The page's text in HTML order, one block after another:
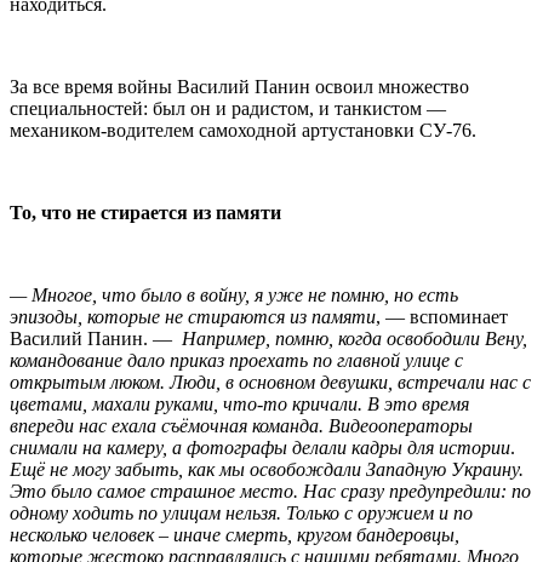
находиться.
За все время войны Василий Панин освоил множество
специальностей: был он и радистом, и танкистом —
механиком-водителем самоходной артустановки СУ-76.
То, что не стирается из памяти
— Многое, что было в войну, я уже не помню, но есть
эпизоды, которые не стираются из памяти, — вспоминает
Василий Панин. — Например, помню, когда освободили Вену,
командование дало приказ проехать по главной улице с
открытым люком. Люди, в основном девушки, встречали нас с
цветами, махали руками, что-то кричали. В это время
впереди нас ехала съёмочная команда. Видеооператоры
снимали на камеру, а фотографы делали кадры для истории.
Ещё не могу забыть, как мы освобождали Западную Украину.
Это было самое страшное место. Нас сразу предупредили: по
одному ходить по улицам нельзя. Только с оружием и по
несколько человек – иначе смерть, кругом бандеровцы,
которые жестоко расправлялись с нашими ребятами. Много